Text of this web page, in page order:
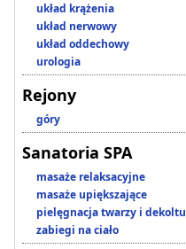
układ krążenia
układ nerwowy
układ oddechowy
urologia
Rejony
góry
Sanatoria SPA
masaże relaksacyjne
masaże upiększające
pielęgnacja twarzy i dekoltu
zabiegi na ciało